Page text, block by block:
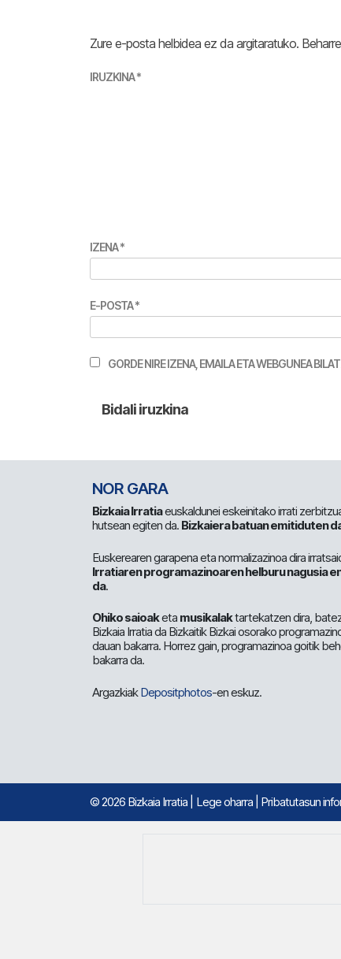
Zure e-posta helbidea ez da argitaratuko.
IRUZKINA*
IZENA*
E-POSTA*
GORDE NIRE IZENA, EMAILA ETA WEBGUNEA
NOR GARA
Bizkaia Irratiaeuskaldunei eskeinitako irrati
hutsean egiten da. Bizkaiera batuan emitiduten
Euskerearen garapena eta normalizazinoa dira
Irratiaren programazinoaren helburu nagusia
da.
Ohiko saioaketa musikalaktartekatzen dira,
Bizkaia Irratia da Bizkaitik Bizkai osorako
dauan bakarra. Horrez gain, programazinoa goitik
bakarra da.
ArgazkiakDepositphotos-en eskuz.
© 2026 Bizkaia Irratia Lege oharra Pribatutasun